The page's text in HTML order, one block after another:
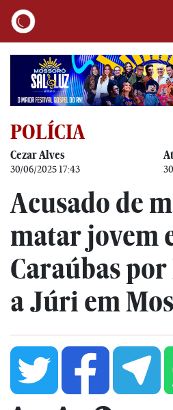
POLÍCIA
Cezar Alves
30/06/2025 17:43
Acusado de
matar jovem
Caraúbas
a Júri em